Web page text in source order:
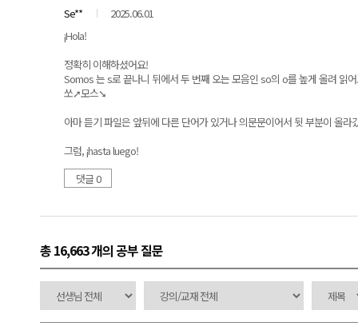
Se**
2025.06.01
¡Hola!
정확히 이해하셨어요!
Somos 는 s로 끝나니 뒤에서 두 번째 오는 모음인 so의 o를 높게 올려 읽
쏘➚모스➘
아마 듣기 파일은 앞뒤에 다른 단어가 있거나 의문문이어서 뒷 부분이 올라
그럼, ¡hasta luego!
댓글 0
총 16,663 개의 공부 질문